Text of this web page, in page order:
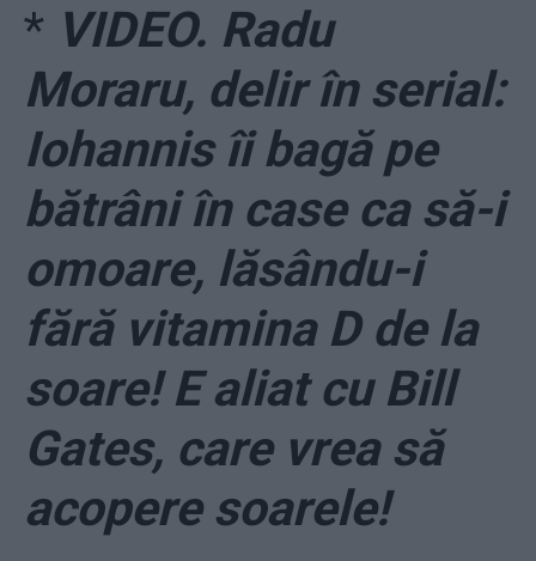
* VIDEO. Radu
Moraru, delir în serial:
Iohannis îi bagă pe
bătrâni în case ca să-i
omoare, lăsându-i
fără vitamina D de la
soare! E aliat cu Bill
Gates, care vrea să
acopere soarele!